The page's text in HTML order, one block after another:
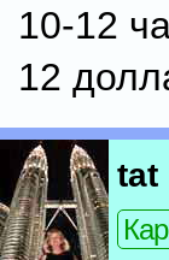
10-12
12
tat